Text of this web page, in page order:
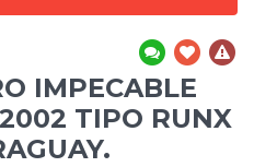
IMPECABLE
TIPO RUNX